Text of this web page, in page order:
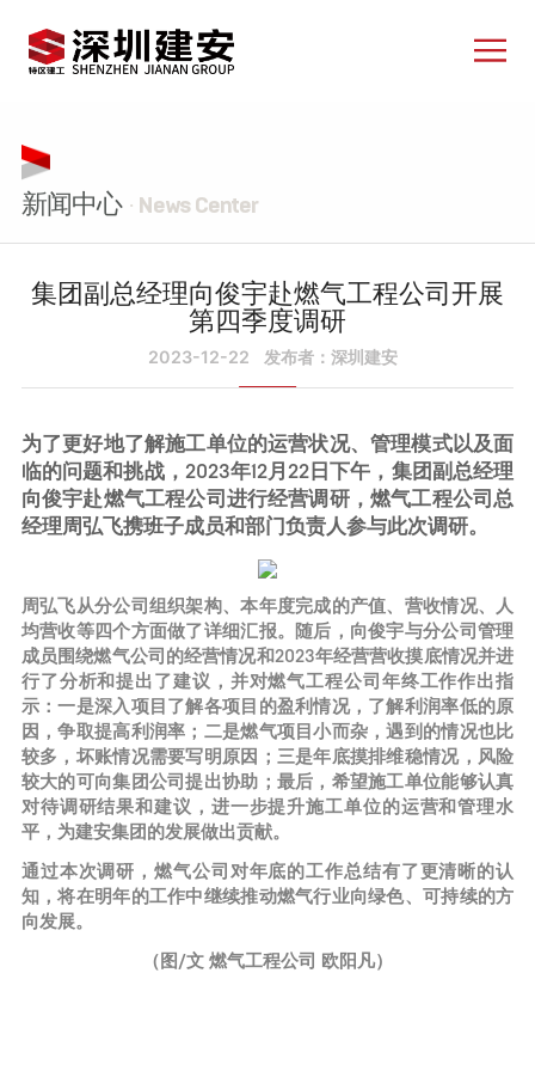
新闻中心 · News Center
集团副总经理向俊宇赴燃气工程公司开展
第四季度调研
2023-12-22 发布者：深圳建安
为了更好地了解施工单位的运营状况、管理模式以及面
临的问题和挑战，2023年12月22日下午，集团副总经理
向俊宇赴燃气工程公司进行经营调研，燃气工程公司总
经理周弘飞携班子成员和部门负责人参与此次调研。
周弘飞从分公司组织架构、本年度完成的产值、营收情况、人
均营收等四个方面做了详细汇报。随后，向俊宇与分公司管理
成员围绕燃气公司的经营情况和2023年经营营收摸底情况并进
行了分析和提出了建议，并对燃气工程公司年终工作作出指
示：一是深入项目了解各项目的盈利情况，了解利润率低的原
因，争取提高利润率；二是燃气项目小而杂，遇到的情况也比
较多，坏账情况需要写明原因；三是年底摸排维稳情况，风险
较大的可向集团公司提出协助；最后，希望施工单位能够认真
对待调研结果和建议，进一步提升施工单位的运营和管理水
平，为建安集团的发展做出贡献。
通过本次调研，燃气公司对年底的工作总结有了更清晰的认
知，将在明年的工作中继续推动燃气行业向绿色、可持续的方
向发展。
（图/文 燃气工程公司 欧阳凡）